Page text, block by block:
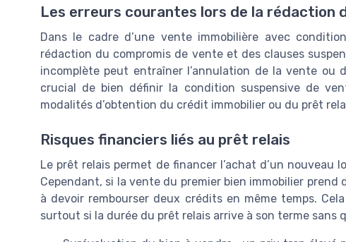
Les erreurs courantes lors de la rédaction
Dans le cadre d’une vente immobilière avec
rédaction du compromis de vente et des clauses
incomplète peut entraîner l’annulation de la vente
crucial de bien définir la condition suspensive de
modalités d’obtention du crédit immobilier ou du prêt
Risques financiers liés au prêt relais
Le prêt relais permet de financer l’achat d’un nouveau
Cependant, si la vente du premier bien immobilier
à devoir rembourser deux crédits en même temps.
surtout si la durée du prêt relais arrive à son terme sans